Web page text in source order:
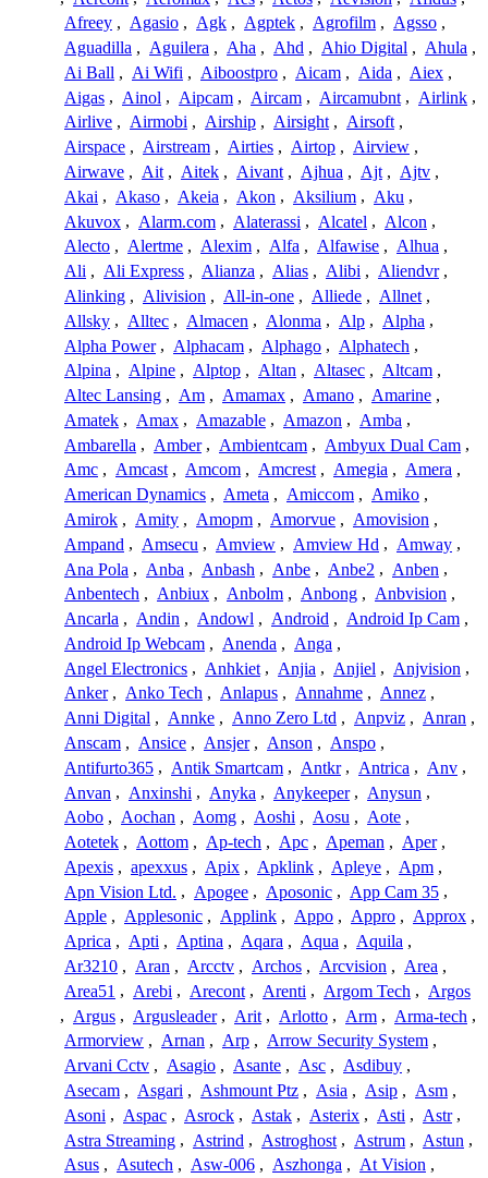
Afreey , Agasio , Agk , Agptek , Agrofilm , Agsso ,
Aguadilla , Aguilera , Aha , Ahd , Ahio Digital , Ahula ,
Ai Ball , Ai Wifi , Aiboostpro , Aicam , Aida , Aiex ,
Aigas , Ainol , Aipcam , Aircam , Aircamubnt , Airlink ,
Airlive , Airmobi , Airship , Airsight , Airsoft ,
Airspace , Airstream , Airties , Airtop , Airview ,
Airwave , Ait , Aitek , Aivant , Ajhua , Ajt , Ajtv ,
Akai , Akaso , Akeia , Akon , Aksilium , Aku ,
Akuvox , Alarm.com , Alaterassi , Alcatel , Alcon ,
Alecto , Alertme , Alexim , Alfa , Alfawise , Alhua ,
Ali , Ali Express , Alianza , Alias , Alibi , Aliendvr ,
Alinking , Alivision , All-in-one , Alliede , Allnet ,
Allsky , Alltec , Almacen , Alonma , Alp , Alpha ,
Alpha Power , Alphacam , Alphago , Alphatech ,
Alpina , Alpine , Alptop , Altan , Altasec , Altcam ,
Altec Lansing , Am , Amamax , Amano , Amarine ,
Amatek , Amax , Amazable , Amazon , Amba ,
Ambarella , Amber , Ambientcam , Ambyux Dual Cam ,
Amc , Amcast , Amcom , Amcrest , Amegia , Amera ,
American Dynamics , Ameta , Amiccom , Amiko ,
Amirok , Amity , Amopm , Amorvue , Amovision ,
Ampand , Amsecu , Amview , Amview Hd , Amway ,
Ana Pola , Anba , Anbash , Anbe , Anbe2 , Anben ,
Anbentech , Anbiux , Anbolm , Anbong , Anbvision ,
Ancarla , Andin , Andowl , Android , Android Ip Cam ,
Android Ip Webcam , Anenda , Anga ,
Angel Electronics , Anhkiet , Anjia , Anjiel , Anjvision ,
Anker , Anko Tech , Anlapus , Annahme , Annez ,
Anni Digital , Annke , Anno Zero Ltd , Anpviz , Anran ,
Anscam , Ansice , Ansjer , Anson , Anspo ,
Antifurto365 , Antik Smartcam , Antkr , Antrica , Anv ,
Anvan , Anxinshi , Anyka , Anykeeper , Anysun ,
Aobo , Aochan , Aomg , Aoshi , Aosu , Aote ,
Aotetek , Aottom , Ap-tech , Apc , Apeman , Aper ,
Apexis , apexxus , Apix , Apklink , Apleye , Apm ,
Apn Vision Ltd. , Apogee , Aposonic , App Cam 35 ,
Apple , Applesonic , Applink , Appo , Appro , Approx ,
Aprica , Apti , Aptina , Aqara , Aqua , Aquila ,
Ar3210 , Aran , Arcctv , Archos , Arcvision , Area ,
Area51 , Arebi , Arecont , Arenti , Argom Tech , Argos
, Argus , Argusleader , Arit , Arlotto , Arm , Arma-tech ,
Armorview , Arnan , Arp , Arrow Security System ,
Arvani Cctv , Asagio , Asante , Asc , Asdibuy ,
Asecam , Asgari , Ashmount Ptz , Asia , Asip , Asm ,
Asoni , Aspac , Asrock , Astak , Asterix , Asti , Astr ,
Astra Streaming , Astrind , Astroghost , Astrum , Astun ,
Asus , Asutech , Asw-006 , Aszhonga , At Vision ,